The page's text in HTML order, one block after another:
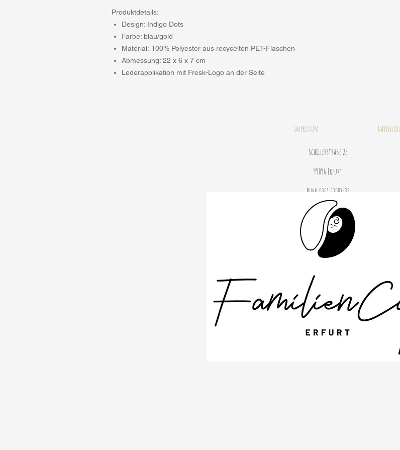
Produktdetails:
Design: Indigo Dots
Farbe: blau/gold
Material: 100% Polyester aus recycelten PET-Flaschen
Abmessung: 22 x 6 x 7 cm
Lederapplikation mit Fresk-Logo an der Seite
Impressum
Schillerstraße 26
99096 Erfurt
Büro 0361 23001533
© 2020 by Janine Stahlhofen